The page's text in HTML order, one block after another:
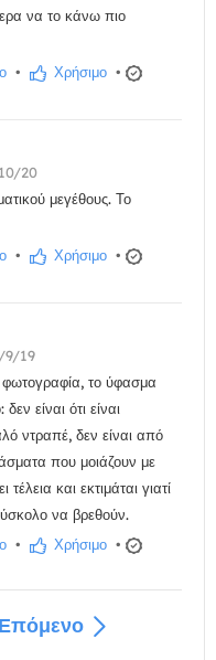
να το κάνω πιο
• Χρήσιμο •
20
μεγέθους. Το
• Χρήσιμο •
9/19
το ύφασμα
είναι ότι είναι
ντραπέ, δεν είναι από
που μοιάζουν με
και εκτιμάται γιατί
να βρεθούν.
• Χρήσιμο •
Επόμενο